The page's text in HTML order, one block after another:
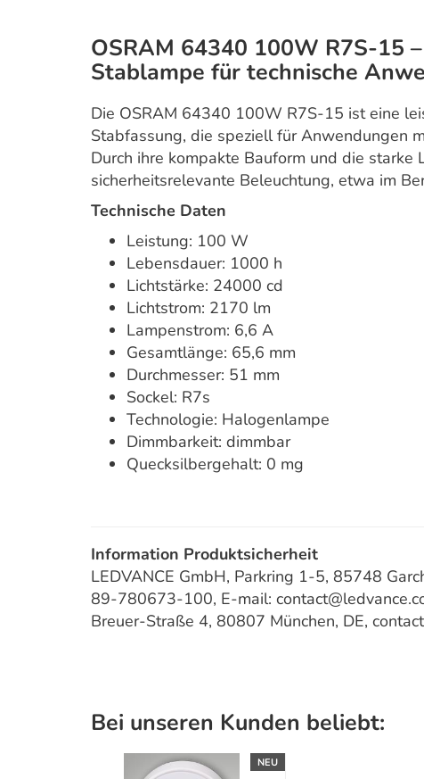
OSRAM 64340 100W R7S-15
Stablampe für technische
Die OSRAM 64340 100W R7S-15 ist eine
Stabfassung, die speziell für Anwendungen
Durch ihre kompakte Bauform und die
sicherheitsrelevante Beleuchtung, etwa im
Technische Daten
Leistung: 100 W
Lebensdauer: 1000 h
Lichtstärke: 24000 cd
Lichtstrom: 2170 lm
Lampenstrom: 6,6 A
Gesamtlänge: 65,6 mm
Durchmesser: 51 mm
Sockel: R7s
Technologie: Halogenlampe
Dimmbarkeit: dimmbar
Quecksilbergehalt: 0 mg
Information Produktsicherheit
LEDVANCE GmbH, Parkring 1-5, 85748
89-780673-100, E-mail:
Breuer-Straße 4, 80807 München, DE,
Bei unseren Kunden beliebt:
NEU